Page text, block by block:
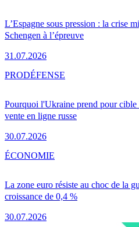
L’Espagne sous pression : la crise
Schengen à l’épreuve
31.07.2026
Pourquoi l'Ukraine prend pour cible
vente en ligne russe
30.07.2026
PRODÉFENSE
La zone euro résiste au choc de la
croissance de 0,4 %
30.07.2026
ÉCONOMIE